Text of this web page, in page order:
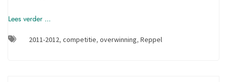
Lees verder ...
2011-2012, competitie, overwinning, Reppel